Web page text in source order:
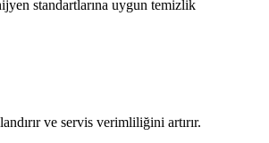
standartlarına uygun temizlik
ve servis verimliliğini artırır.